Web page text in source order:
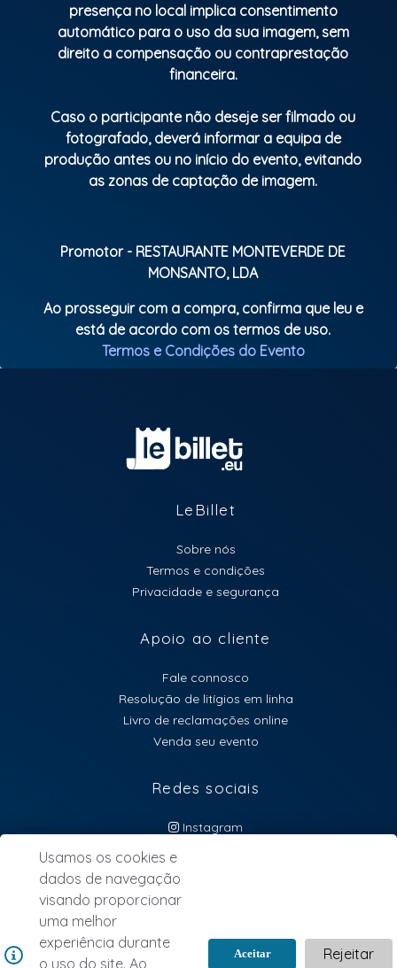
Valor: 20€ com oferta de uma bebida (compra
antecipada no site)
Pista de Radiomodelismo do Monsanto – Lisboa
Reservas de privados: 966 499 334
Vem celebrar connosco a virada mais bonita,
elegante e animada da cidade. O Éden te espera!
presença no local implica consentimento
automático para o uso da sua imagem, sem
direito a compensação ou contraprestação
financeira.
Caso o participante não deseje ser filmado ou
fotografado, deverá informar a equipa de
produção antes ou no início do evento, evitando
as zonas de captação de imagem.
Promotor - RESTAURANTE MONTEVERDE DE
MONSANTO, LDA
Ao prosseguir com a compra, confirma que leu e
está de acordo com os termos de uso.
Termos e Condições do Evento
LeBillet
Sobre nós
Termos e condições
Privacidade e segurança
Apoio ao cliente
Fale connosco
Resolução de litígios em linha
Livro de reclamações online
Venda seu evento
Redes sociais
Instagram
atendimento@lebillet.eu
NEWSLETTER
Usamos os cookies e
dados de navegação
visando proporcionar
uma melhor
experiência durante
o uso do site. Ao
Aceitar Rejeitar